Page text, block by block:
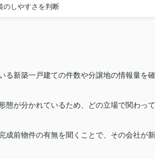
のしやすさを判断
る新築一戸建ての件数や分譲地の情報量を確
態が分かれているため、どの立場で関わって
成前物件の有無を聞くことで、その会社が新